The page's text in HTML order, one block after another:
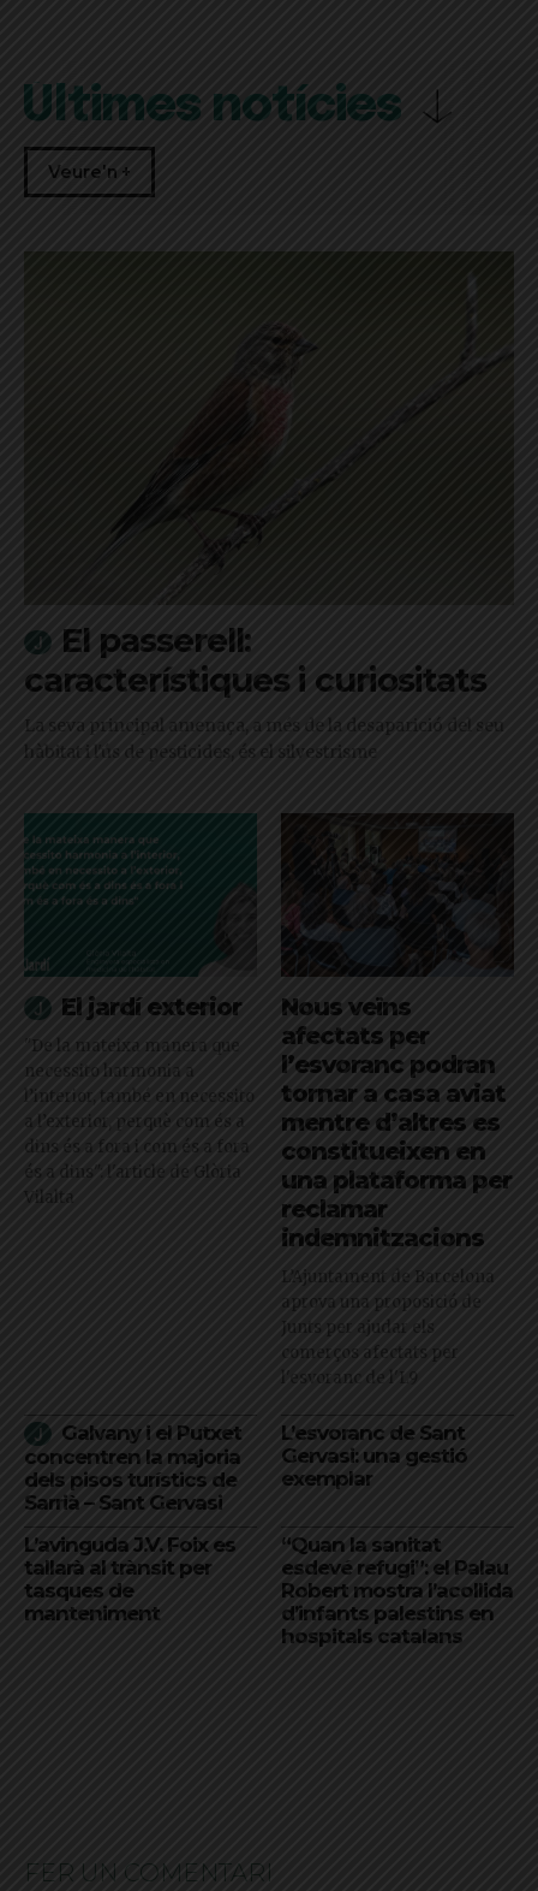
Últimes notícies
Veure'n +
El passerell:
característiques i curiositats
La seva principal amenaça, a més de la desaparició del seu
hàbitat i l'ús de pesticides, és el silvestrisme
El jardí exterior
"De la mateixa manera que
necessito harmonia a
l’interior, també en necessito
a l’exterior, perquè com és a
dins és a fora i com és a fora
és a dins": l'article de Glòria
Vilalta
Nous veïns
afectats per
l’esvoranc podran
tornar a casa aviat
mentre d’altres es
constitueixen en
una plataforma per
reclamar
indemnitzacions
L’Ajuntament de Barcelona
aprova una proposició de
Junts per ajudar els
comerços afectats per
l'esvoranc de l'L9
Galvany i el Putxet
concentren la majoria
dels pisos turístics de
Sarrià – Sant Gervasi
L’esvoranc de Sant
Gervasi: una gestió
exemplar
L’avinguda J.V. Foix es
tallarà al trànsit per
tasques de
manteniment
“Quan la sanitat
esdevé refugi”: el Palau
Robert mostra l’acollida
d’infants palestins en
hospitals catalans
FER UN COMENTARI